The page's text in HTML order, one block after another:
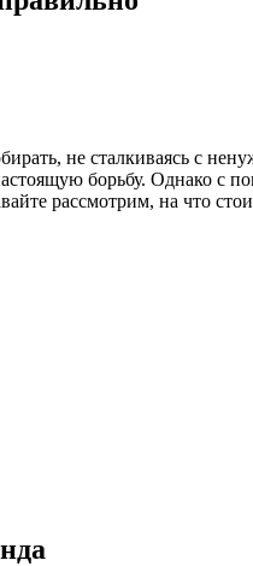
не сталкиваясь с
борьбу. Однако
рассмотрим, на что